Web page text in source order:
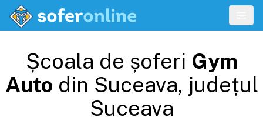
Școala de șoferi Gym
Auto din Suceava, județul
Suceava